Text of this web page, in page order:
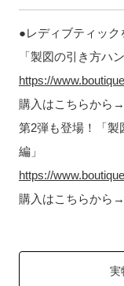
●レディブティック
「製図の引き方ハ
https://
購入はこちらから→
第2弾も登場！「製
編」
https://
購入はこちらから→
実